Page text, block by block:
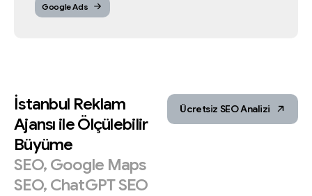
Google Ads
İstanbul Reklam
Ajansı ileÖlçülebilir
Büyüme
SEO, Google Maps
SEO, ChatGPTSEO
Ücretsiz SEO Analizi